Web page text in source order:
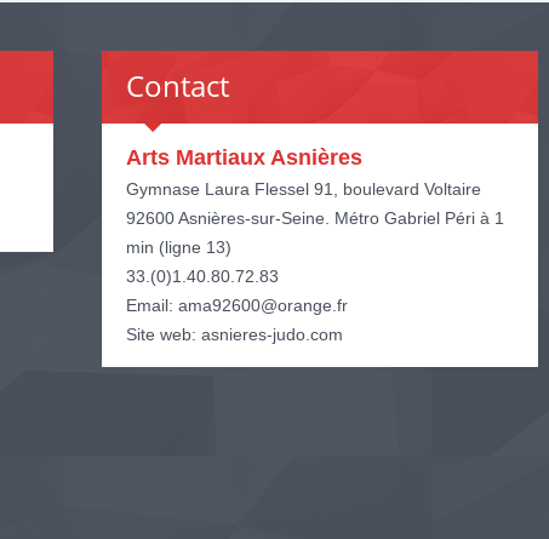
Contact
Arts Martiaux Asnières
Gymnase Laura Flessel 91, boulevard Voltaire
92600 Asnières-sur-Seine. Métro Gabriel Péri à 1
min (ligne 13)
33.(0)1.40.80.72.83
Email: ama92600@orange.fr
Site web: asnieres-judo.com